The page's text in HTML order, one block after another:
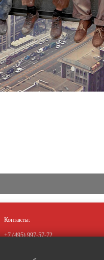
Контакты:
+7 (495)997-57-72